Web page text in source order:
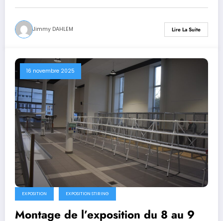
Jimmy DAHLEM Lire La Suite
16 novembre 2025
EXPOSITION EXPOSITION STIRING
Montage de l’exposition du 8 au 9